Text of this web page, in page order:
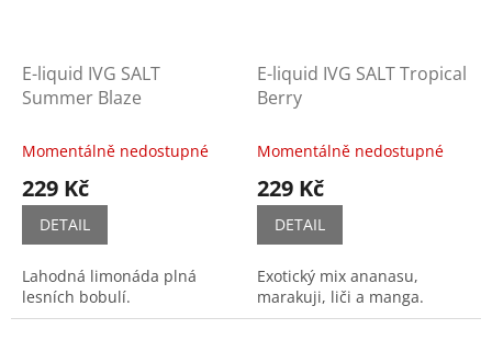
E-liquid IVG SALT
Summer Blaze
Momentálně nedostupné
229 Kč
DETAIL
Lahodná limonáda plná
lesních bobulí.
E-liquid IVG SALT Tropical
Berry
Momentálně nedostupné
229 Kč
DETAIL
Exotický mix ananasu,
marakuji, liči a manga.